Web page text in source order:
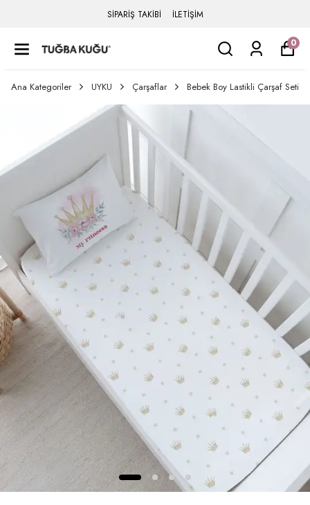
SİPARİŞ TAKİBİ İLETİŞİM
0
Ana Kategoriler UYKU Çarşaflar Bebek Boy Lastikli Çarşaf Seti